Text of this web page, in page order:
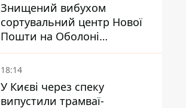
Знищений вибухом
сортувальний центр Нової
Пошти на Оболоні
запрацював - видають
посилки
18:14
У Києві через спеку
випустили трамваї-